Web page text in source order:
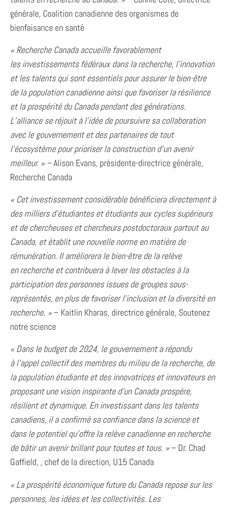
générale, Coalition canadienne des organismes de
bienfaisance en santé
« Recherche Canada accueille favorablement
lesinvestissements fédéraux dans la recherche, l’innovation
et les talents qui sont essentiels pour assurer le bien-être
de la population canadienne ainsi que favoriser la résilience
et la prospérité du Canada pendant des générations.
L’alliance se réjouit à l’idée de poursuivre sa collaboration
avec legouvernement et des partenaires de tout
l’écosystème pour prioriser la construction d’un avenir
meilleur. » –Alison Evans, présidente-directrice générale,
Recherche Canada
« Cet investissement considérable bénéficiera directement à
des milliers d’étudiantes et étudiants aux cycles supérieurs
et de chercheuses et chercheurs postdoctoraux partout au
Canada, et établit une nouvelle norme en matière de
rémunération. Il améliorera le bien-être de la relève
enrecherche et contribuera à lever les obstacles à la
participation des personnes issues de groupes sous-
représentés, en plus de favoriser l’inclusion et la diversité en
recherche. »– Kaitlin Kharas, directrice générale, Soutenez
notre science
« Dans le budget de 2024, le gouvernement a répondu
àl’appel collectif des membres du milieu de la recherche, de
la population étudiante et des innovatrices et innovateurs en
proposant une vision inspirante d’un Canada prospère,
résilient et dynamique. En investissant dans les talents
canadiens, il a confirmé sa confiance dans la science et
dans le potentiel qu’offre la relève canadienne en recherche
de bâtir un avenir brillant pour toutes et tous. »– Dr. Chad
Gaffield, , chef de la direction, U15 Canada
« La prospérité économique future du Canada repose sur les
personnes, les idées et les collectivités. Les